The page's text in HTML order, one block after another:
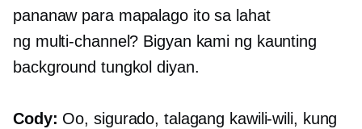
pananaw para mapalago ito sa lahat
ng multi-channel? Bigyan kami ng kaunting
background tungkol diyan.
Cody: Oo, sigurado, talagang kawili-wili, kung